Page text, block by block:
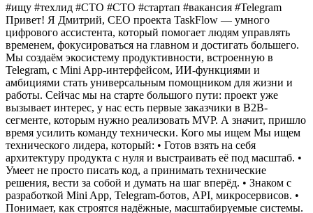
#ищу #техлид #СТО #CTO #стартап #вакансия #Telegram
Привет! Я Дмитрий, CEO проекта TaskFlow — умного
цифрового ассистента, который помогает людям управлять
временем, фокусироваться на главном и достигать большего.
Мы создаём экосистему продуктивности, встроенную в
Telegram, с Mini App-интерфейсом, ИИ-функциями и
амбициями стать универсальным помощником для жизни и
работы. Сейчас мы на старте большого пути: проект уже
вызывает интерес, у нас есть первые заказчики в B2B-
сегменте, которым нужно реализовать MVP. А значит, пришло
время усилить команду технически. Кого мы ищем Мы ищем
технического лидера, который: • Готов взять на себя
архитектуру продукта с нуля и выстраивать её под масштаб. •
Умеет не просто писать код, а принимать технические
решения, вести за собой и думать на шаг вперёд. • Знаком с
разработкой Mini App, Telegram-ботов, API, микросервисов. •
Понимает, как строятся надёжные, масштабируемые системы.